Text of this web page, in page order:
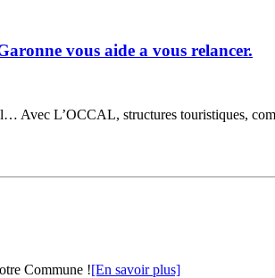
vous aide a vous relancer.
Avec L’OCCAL, structures touristiques,
Commune ![En savoir plus]